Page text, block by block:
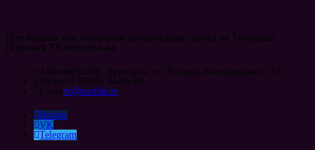
При полном или частичном цитировании ссылка на Телеканал
Норильск ТВ обязательна.
Address663300, Норильск, ул. Богдана Хмельницкого, 18
Phone +7 (3919) 34-26-00
Email tv@norilsk.tv
Rutube
VK
Telegram